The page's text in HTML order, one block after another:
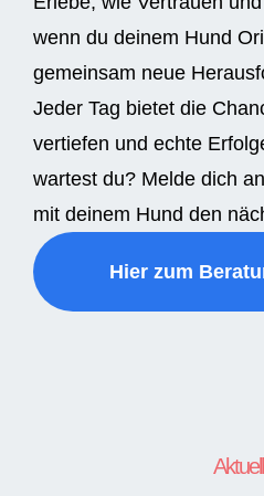
wenn du deinem Hund
gemeinsam neue
Jeder Tag bietet die
vertiefen und echte
wartest du? Melde dich
mit deinem Hund den
Hier zum